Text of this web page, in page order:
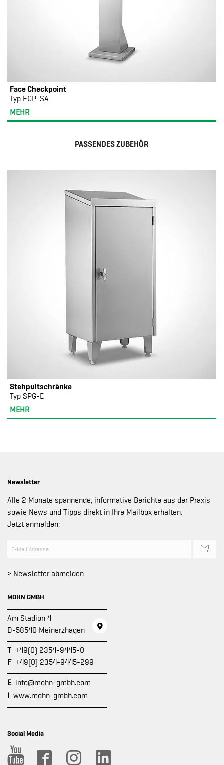
Face Checkpoint
Typ FCP-SA
MEHR
PASSENDES ZUBEHÖR
Stehpultschränke
Typ SPG-E
MEHR
Newsletter
Alle 2 Monate spannende, informative Berichte aus der Praxis
sowie News und Tipps direkt in Ihre Mailbox erhalten.
Jetzt anmelden:
> Newsletter abmelden
MOHN GMBH
Am Stadion 4
D-58540 Meinerzhagen
T +49(0) 2354-9445-0
F +49(0) 2354-9445-299
E info@mohn-gmbh.com
I www.mohn-gmbh.com
Social Media